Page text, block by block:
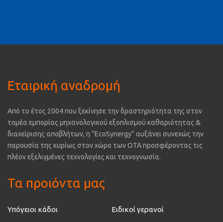
Εταιρική αναδρομή
Από το έτος 2004 που ξεκίνησε την δραστηριότητα της στον
τομέα εμπορίας μηχανολογικού εξοπλισμού καθαριότητας &
διαχείρισης αποβλήτων, η “EcoSynergy” αυξάνει συνεχώς την
παρουσία της κυρίως στον χώρο των ΟΤΑ προσφέροντας τις
πλέον εξελιγμένες τεχνολογίες και τεχνογνωσία.
Τα προιόντα μας
Υπόγειοι κάδοι Ειδικοί γερανοί